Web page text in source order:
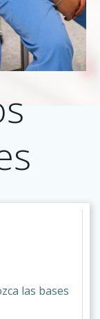
las bases